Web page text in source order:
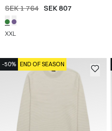
GRØN
SEK 1 764 SEK 807
XXL
-50% END OF SEASON